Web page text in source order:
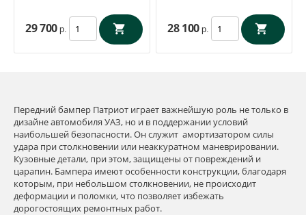
29 700 р. 28 100 р.
Передний бампер Патриот играет важнейшую роль не только в
дизайне автомобиля УАЗ, но и в поддержании условий
наибольшей безопасности. Он служит амортизатором силы
удара при столкновении или неаккуратном маневрировании.
Кузовные детали, при этом, защищены от повреждений и
царапин. Бампера имеют особенности конструкции, благодаря
которым, при небольшом столкновении, не происходит
деформации и поломки, что позволяет избежать
дорогостоящих ремонтных работ.